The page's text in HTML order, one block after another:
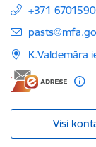
+371
E-pasts:
K.Valdemāra
Visi